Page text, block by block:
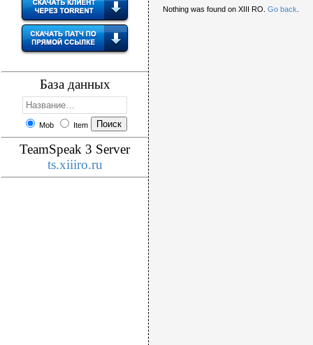
База данных
Mob Item
TeamSpeak 3 Server
ts.xiiiro.ru
Nothing was found on XIII RO. Go back